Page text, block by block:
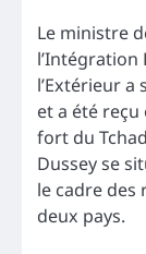
Le ministre
l’Intégration
l’Extérieur
et a été
fort du
Dussey se
le cadre des
deux pays.